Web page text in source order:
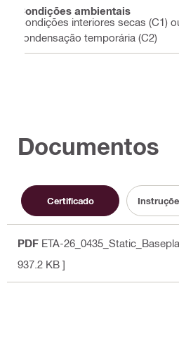
Condições ambientais
Condições interiores secas (C1)
condensação temporária (C2)
Documentos
Certificado
PDF ETA-
937.2 KB ]